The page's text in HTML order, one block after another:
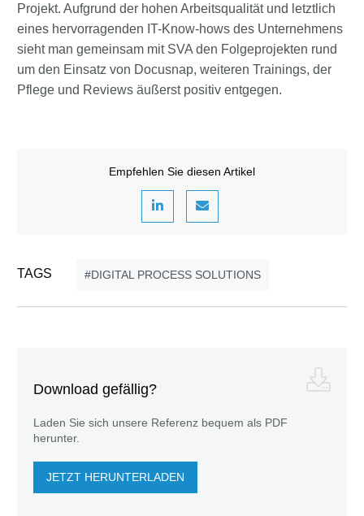
Projekt. Aufgrund der hohen Arbeitsqualität und letztlich
eines hervorragenden IT-Know-hows des Unternehmens
sieht man gemeinsam mit SVA den Folgeprojekten rund
um den Einsatz von Docusnap, weiteren Trainings, der
Pflege und Reviews äußerst positiv entgegen.
Empfehlen Sie diesen Artikel
TAGS DIGITAL PROCESS SOLUTIONS
Download gefällig?
Laden Sie sich unsere Referenz bequem als PDF
herunter.
JETZT HERUNTERLADEN